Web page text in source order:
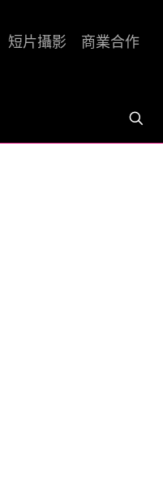
短片攝影 商業合作